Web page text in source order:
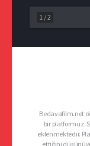
1 /2
Bedavafilm.net
bir platformuz.
eklenmektedir.
ettiğini